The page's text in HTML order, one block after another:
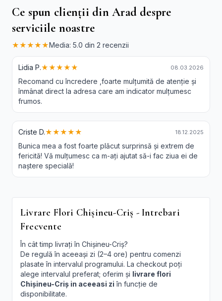
Ce spun clienții din Arad despre
serviciile noastre
★★★★★Media: 5.0 din 2 recenzii
Lidia P.★★★★★ 08.03.2026
Recomand cu încredere ,foarte mulțumită de atenție și
înmânat direct la adresa care am indicator mulțumesc
frumos.
Criste D.★★★★★ 18.12.2025
Bunica mea a fost foarte plăcut surprinsă și extrem de
fericită! Vă mulțumesc ca m-ați ajutat să-i fac ziua ei de
naștere specială!
Livrare Flori Chișineu-Criș - Intrebari
Frecvente
În cât timp livrați în Chișineu-Criș?
De regulă în aceeași zi (2–4 ore) pentru comenzi
plasate în intervalul programului. La checkout poți
alege intervalul preferat; oferim și livrare flori
Chișineu-Criș in aceeasi zi în funcție de
disponibilitate.